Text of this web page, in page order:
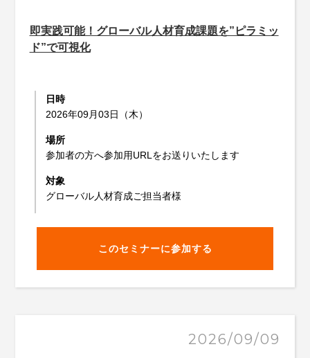
即実践可能！グローバル人材育成課題を”ピラミッ
ド”で可視化
日時
2026年09月03日（木）
場所
参加者の方へ参加用URLをお送りいたします
対象
グローバル人材育成ご担当者様
このセミナーに参加する
2026/09/09